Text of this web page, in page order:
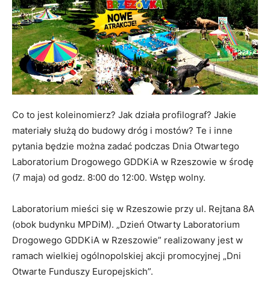
Co to jest koleinomierz? Jak działa profilograf? Jakie
materiały służą do budowy dróg i mostów? Te i inne
pytania będzie można zadać podczas Dnia Otwartego
Laboratorium Drogowego GDDKiA w Rzeszowie w środę
(7 maja) od godz. 8:00 do 12:00. Wstęp wolny.
Laboratorium mieści się w Rzeszowie przy ul. Rejtana 8A
(obok budynku MPDiM). „Dzień Otwarty Laboratorium
Drogowego GDDKiA w Rzeszowie” realizowany jest w
ramach wielkiej ogólnopolskiej akcji promocyjnej „Dni
Otwarte Funduszy Europejskich”.